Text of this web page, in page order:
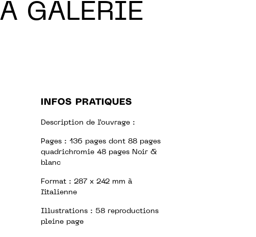
GALERIE
INFOS PRATIQUES
Description de l’ouvrage :
Pages : 136 pages dont 88 pages
quadrichromie 48 pages Noir &
blanc
Format : 287 x 242 mm à
l'italienne
Illustrations : 58 reproductions
pleine page